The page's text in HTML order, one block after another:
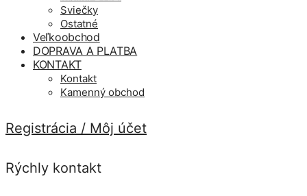
Sviečky
Ostatné
Veľkoobchod
DOPRAVA A PLATBA
KONTAKT
Kontakt
Kamenný obchod
Registrácia / Môj účet
Rýchly kontakt